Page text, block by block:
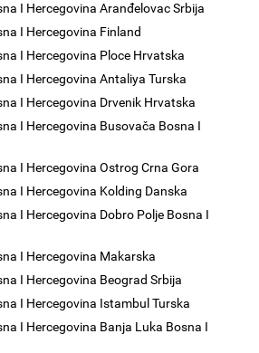
I Hercegovina Aranđelovac Srbija
I Hercegovina Finland
I Hercegovina Ploce Hrvatska
I Hercegovina Antaliya Turska
I Hercegovina Drvenik Hrvatska
I Hercegovina Busovača Bosna I
I Hercegovina Ostrog Crna Gora
I Hercegovina Kolding Danska
I Hercegovina Dobro Polje Bosna I
I Hercegovina Makarska
I Hercegovina Beograd Srbija
I Hercegovina Istambul Turska
I Hercegovina Banja Luka Bosna I